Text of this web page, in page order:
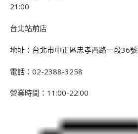
21:00
台北站前店
地址：台北市中正區忠孝西路一段36號
電話：02-2388-3258
營業時間：11:00-22:00